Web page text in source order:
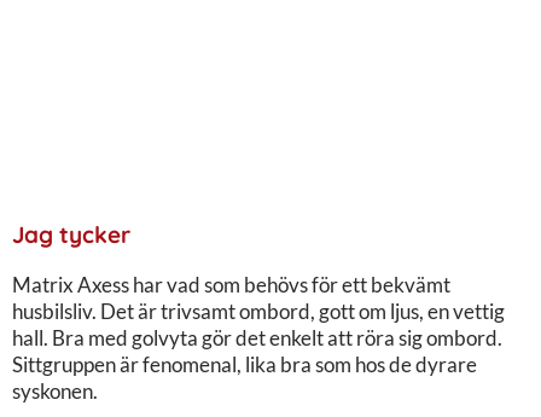
Jag tycker
Matrix Axess har vad som behövs för ett bekvämt
husbilsliv. Det är trivsamt ombord, gott om ljus, en vettig
hall. Bra med golvyta gör det enkelt att röra sig ombord.
Sittgruppen är fenomenal, lika bra som hos de dyrare
syskonen.